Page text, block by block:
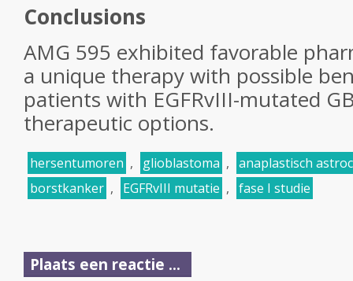
Conclusions
AMG 595 exhibited favorable
a unique therapy with possible
patients with EGFRvIII-mutated
therapeutic options.
hersentumoren , glioblastoma , anaplastisch
borstkanker , EGFRvIII mutatie , fase I studie
Plaats een reactie ...